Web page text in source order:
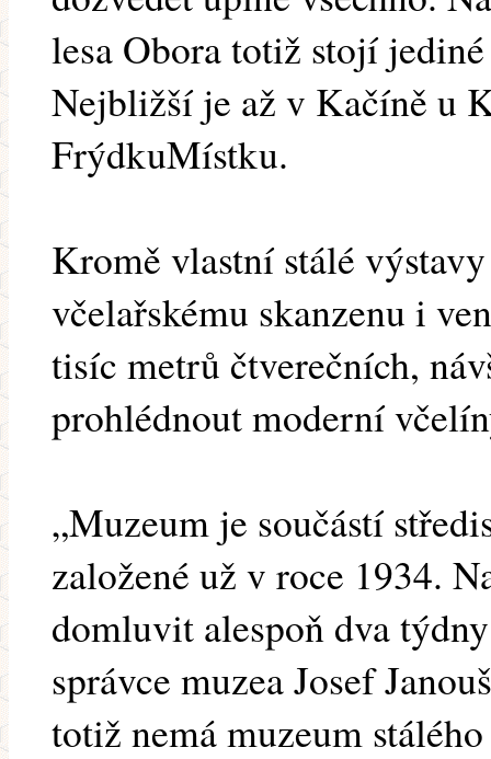
lesa Obora totiž stojí
Nejbližší je až v Kačíně u
FrýdkuMístku.
Kromě vlastní stálé
včelařskému skanzenu i
tisíc metrů čtverečních,
prohlédnout moderní
„Muzeum je součástí
založené už v roce 1934.
domluvit alespoň dva
správce muzea Josef
totiž nemá muzeum